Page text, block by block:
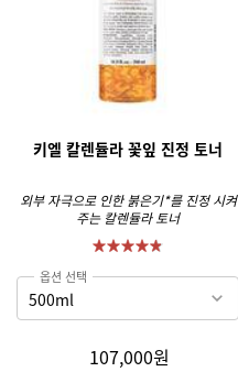
키엘 칼렌듈라 꽃잎 진정 토너
외부 자극으로 인한 붉은기*를 진정 시켜
주는 칼렌듈라 토너
옵션 선택
107,000원